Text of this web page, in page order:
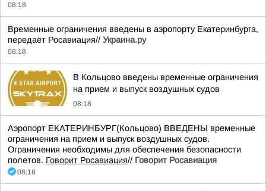
08:18
Временные ограничения введены в аэропорту Екатеринбурга,
передаёт Росавиация// Украина.ру
08:18
В Кольцово введены временные ограничения
на прием и выпуск воздушных судов
08:18
Аэропорт ЕКАТЕРИНБУРГ(Кольцово) ВВЕДЕНЫ временные
ограничения на прием и выпуск воздушных судов.
Ограничения необходимы для обеспечения безопасности
полетов. Говорит Росавиация// Говорит Росавиация
08:18